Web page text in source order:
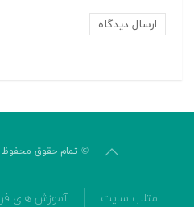
© تمام حقوق
متلب سایت آموزش های